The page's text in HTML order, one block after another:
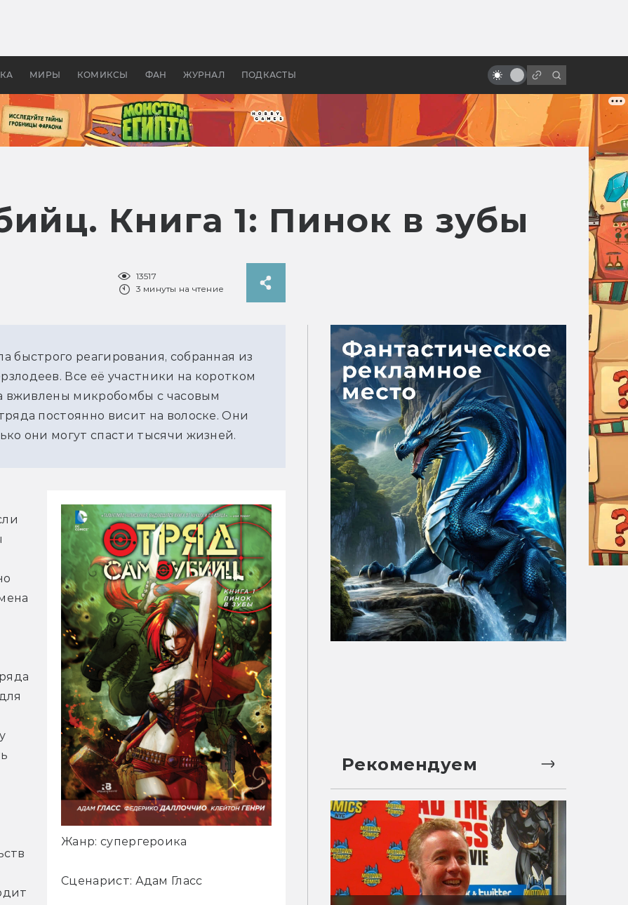
МИРЫ КОМИКСЫ ФАН ЖУРНАЛ ПОДКАСТЫ
колец»
Древней Грецией
озвучивание фильмов
Книга 1: Пинок в зубы
13517
3 минуты на чтение
быстрого реагирования, собранная из
Все её участники на коротком
вживлены микробомбы с часовым
постоянно висит на волоске. Они
они могут спасти тысячи жизней.
Жанр: супергероика
Сценарист: Адам Гласс
Рекомендуем